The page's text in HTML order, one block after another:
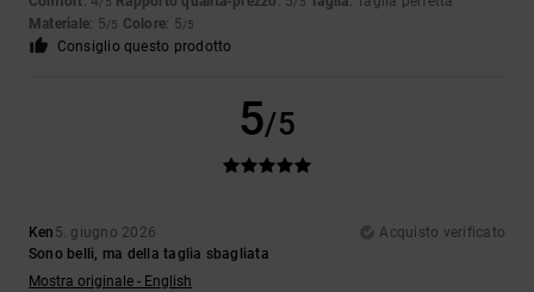
Materiale: 5/5 Colore: 5/5
Consiglio questo prodotto
5/5
Ken 5. giugno 2026
Acquisto verificato
Sono belli, ma della taglia sbagliata
Mostra originale - English